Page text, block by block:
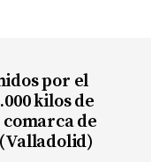
por el
kilos de
comarca de